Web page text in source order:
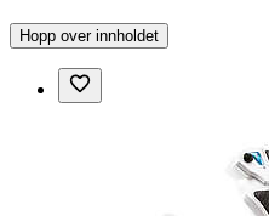
Hopp over innholdet